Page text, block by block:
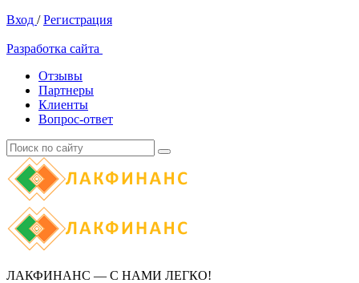
Вход /Регистрация
Разработка сайта
Отзывы
Партнеры
Клиенты
Вопрос-ответ
ЛАКФИНАНС — С НАМИ ЛЕГКО!